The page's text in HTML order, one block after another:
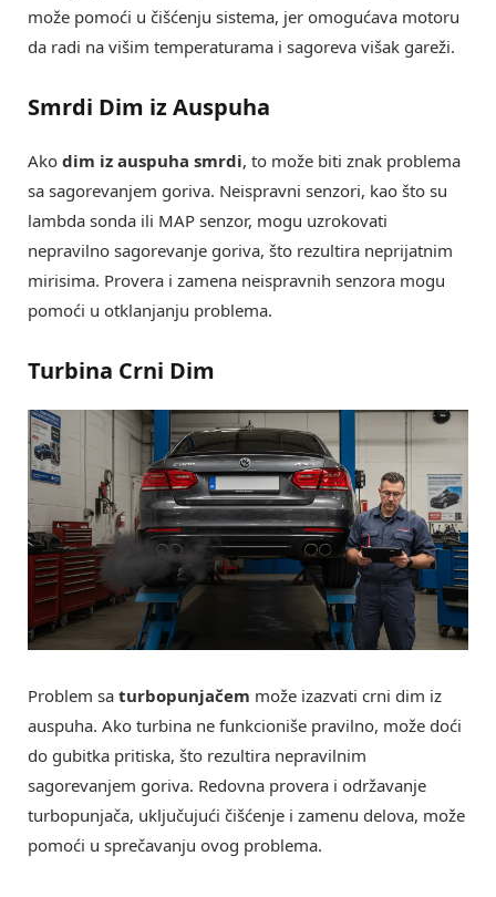
može pomoći u čišćenju sistema, jer omogućava motoru
da radi na višim temperaturama i sagoreva višak gareži.
Smrdi Dim iz Auspuha
Ako dim iz auspuha smrdi, to može biti znak problema
sa sagorevanjem goriva. Neispravni senzori, kao što su
lambda sonda ili MAP senzor, mogu uzrokovati
nepravilno sagorevanje goriva, što rezultira neprijatnim
mirisima. Provera i zamena neispravnih senzora mogu
pomoći u otklanjanju problema.
Turbina Crni Dim
Problem sa turbopunjačem može izazvati crni dim iz
auspuha. Ako turbina ne funkcioniše pravilno, može doći
do gubitka pritiska, što rezultira nepravilnim
sagorevanjem goriva. Redovna provera i održavanje
turbopunjača, uključujući čišćenje i zamenu delova, može
pomoći u sprečavanju ovog problema.